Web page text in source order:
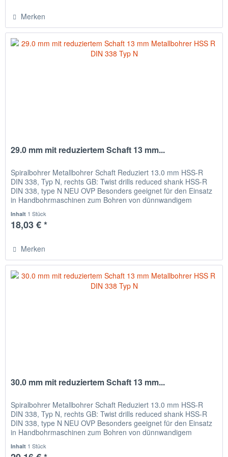
Merken
29.0 mm mit reduziertem Schaft 13 mm...
Spiralbohrer Metallbohrer Schaft Reduziert 13.0 mm HSS-R
DIN 338, Typ N, rechts GB: Twist drills reduced shank HSS-R
DIN 338, type N NEU OVP Besonders geeignet für den Einsatz
in Handbohrmaschinen zum Bohren von dünnwandigem
Inhalt 1 Stück
18,03 € *
Merken
30.0 mm mit reduziertem Schaft 13 mm...
Spiralbohrer Metallbohrer Schaft Reduziert 13.0 mm HSS-R
DIN 338, Typ N, rechts GB: Twist drills reduced shank HSS-R
DIN 338, type N NEU OVP Besonders geeignet für den Einsatz
in Handbohrmaschinen zum Bohren von dünnwandigem
Inhalt 1 Stück